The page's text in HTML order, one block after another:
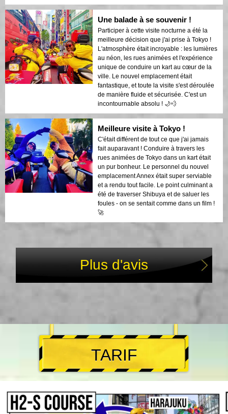
Une balade à se souvenir !
Participer à cette visite nocturne a été la
meilleure décision que j'ai prise à Tokyo !
L'atmosphère était incroyable : les lumières
au néon, les rues animées et l'expérience
unique de conduire un kart au cœur de la
ville. Le nouvel emplacement était
fantastique, et toute la visite s'est déroulée
de manière fluide et sécurisée. C'est un
incontournable absolu ! 🌙💨
Meilleure visite à Tokyo !
C'était différent de tout ce que j'ai jamais
fait auparavant ! Conduire à travers les
rues animées de Tokyo dans un kart était
un pur bonheur. Le personnel du nouvel
emplacement Annex était super serviable
et a rendu tout facile. Le point culminant a
été de traverser Shibuya et de saluer les
foules - on se sentait comme dans un film !
🚀
Plus d'avis
TARIF